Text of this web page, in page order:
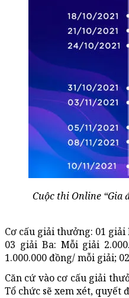
Cuộc thi Online “Gia
Cơ cấu giải thưởng: 01
03 giải Ba: Mỗi giải
1.000.000 đồng/ mỗi giải;
Căn cứ vào cơ cấu giải
Tổ chức sẽ xem xét,